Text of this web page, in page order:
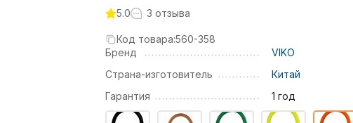
5.0 3 отзыва
Код товара:560-358
Бренд
VIKO
Страна-изготовитель
Китай
Гарантия
1 год